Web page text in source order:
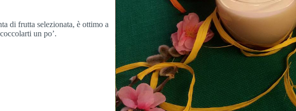
di frutta selezionata, è ottimo a
un po’.